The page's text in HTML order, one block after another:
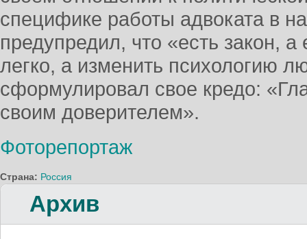
специфике работы адвоката в
предупредил, что «есть закон,
легко, а изменить психологию
сформулировал свое кредо:
своим доверителем».
Фоторепортаж
Страна: Россия
Архив